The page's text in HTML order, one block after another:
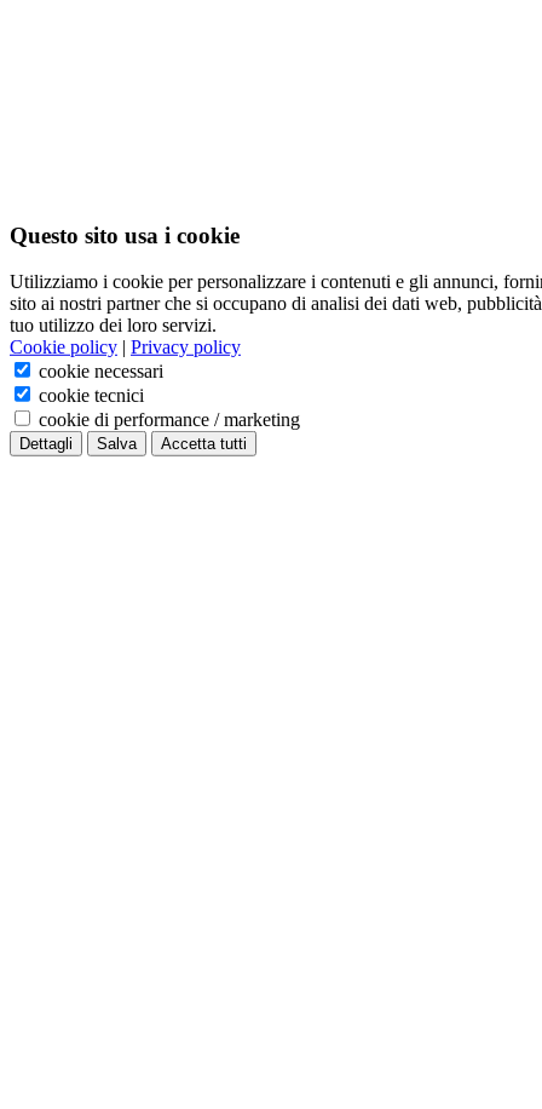
Questo sito usa i cookie
Utilizziamo i cookie per personalizzare i contenuti e gli annunci,
sito ai nostri partner che si occupano di analisi dei dati web,
tuo utilizzo dei loro servizi.
Cookie policy | Privacy policy
cookie necessari
cookie tecnici
cookie di performance / marketing
Dettagli Salva Accetta tutti